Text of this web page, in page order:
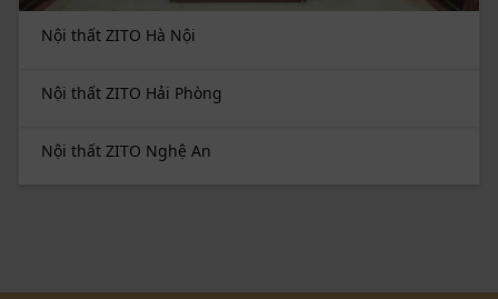
Nội thất ZITO Hà Nội
Nội thất ZITO Hải Phòng
Nội thất ZITO Nghệ An